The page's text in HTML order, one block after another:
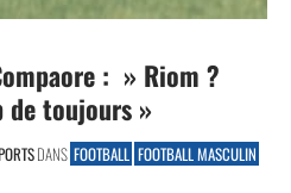
: » Riom ?
de toujours »
DANS FOOTBALL FOOTBALL MASCULIN